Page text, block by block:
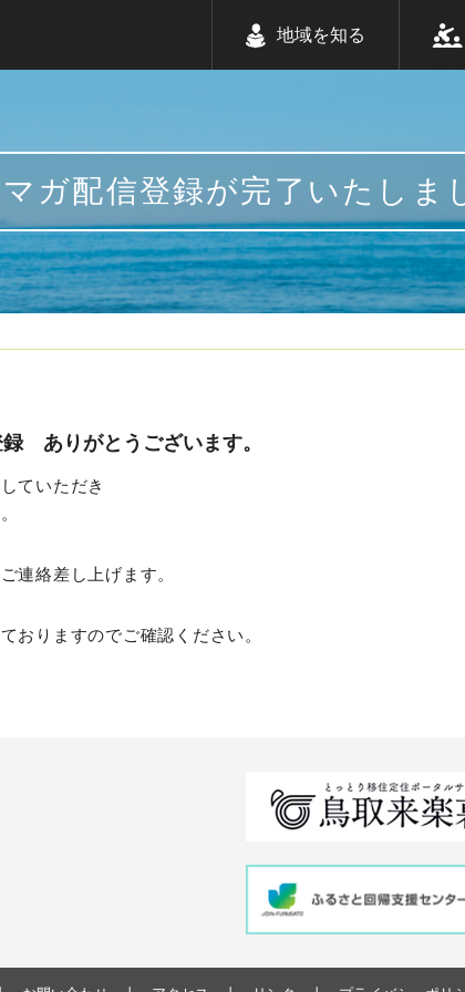
地域を知る
ガ配信登録が完了いたしま
ありがとうございます。
ていただき
連絡差し上げます。
おりますのでご確認ください。